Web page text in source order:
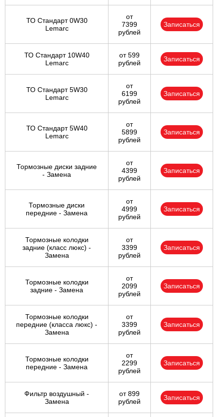
ТО Стандарт 0W30
Lemarc
от
7399
рублей
Записаться
ТО Стандарт 10W40
Lemarc
от 599
рублей
Записаться
ТО Стандарт 5W30
Lemarc
от
6199
рублей
Записаться
ТО Стандарт 5W40
Lemarc
от
5899
рублей
Записаться
Тормозные диски задние
- Замена
от
4399
рублей
Записаться
Тормозные диски
передние - Замена
от
4999
рублей
Записаться
Тормозные колодки
задние (класс люкс) -
Замена
от
3399
рублей
Записаться
Тормозные колодки
задние - Замена
от
2099
рублей
Записаться
Тормозные колодки
передние (класса люкс) -
Замена
от
3399
рублей
Записаться
Тормозные колодки
передние - Замена
от
2299
рублей
Записаться
Фильтр воздушный -
Замена
от 899
рублей
Записаться